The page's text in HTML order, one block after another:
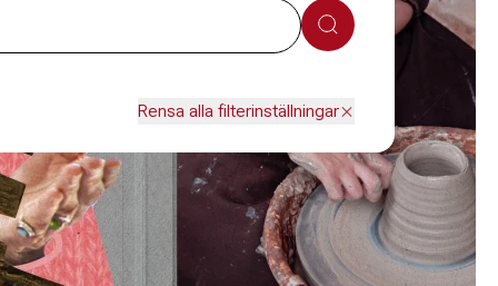
Sök
Rensa alla filterinställningar